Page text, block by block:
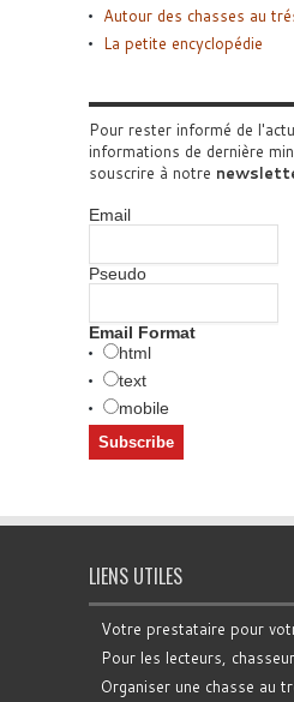
Autour des chasses au
La petite encyclopédie
Pour rester informé de
informations de dernière
souscrire à notre
Email
Pseudo
Email Format
html
text
mobile
LIENS UTILES
Votre prestataire pour
Pour les lecteurs,
Organiser une chasse au